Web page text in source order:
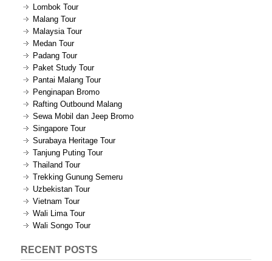
Lombok Tour
Malang Tour
Malaysia Tour
Medan Tour
Padang Tour
Paket Study Tour
Pantai Malang Tour
Penginapan Bromo
Rafting Outbound Malang
Sewa Mobil dan Jeep Bromo
Singapore Tour
Surabaya Heritage Tour
Tanjung Puting Tour
Thailand Tour
Trekking Gunung Semeru
Uzbekistan Tour
Vietnam Tour
Wali Lima Tour
Wali Songo Tour
RECENT POSTS